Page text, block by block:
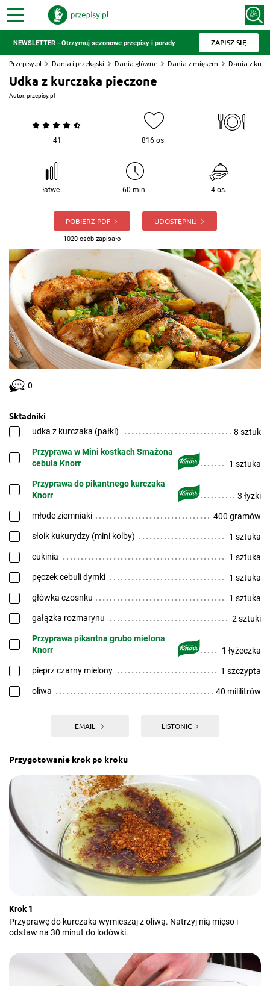
NEWSLETTER - Otrzymuj sezonowe przepisy i porady ZAPISZ SIĘ
Przepisy.pl Dania i przekąski Dania główne Dania z mięsem Dania z
Udka z kurczaka pieczone
Autor:przepisy.pl
41 816 os.
łatwe 60 min. 4 os.
POBIERZ PDF
1020 osób zapisało
UDOSTĘPNIJ
0
Składniki
udka z kurczaka (pałki) 8 sztuk
Przyprawa w Mini kostkach Smażona
cebula Knorr
1 sztuka
Przyprawa do pikantnego kurczaka
Knorr
3 łyżki
młode ziemniaki 400 gramów
słoik kukurydzy (mini kolby) 1 sztuka
cukinia 1 sztuka
pęczek cebuli dymki 1 sztuka
główka czosnku 1 sztuka
gałązka rozmarynu 2 sztuki
Przyprawa pikantna grubo mielona
Knorr
1 łyżeczka
pieprz czarny mielony 1 szczypta
oliwa 40 mililitrów
EMAIL LISTONIC
Przygotowanie krok po kroku
Krok 1
Przyprawę do kurczaka wymieszaj z oliwą. Natrzyj nią mięso i
odstaw na 30 minut do lodówki.